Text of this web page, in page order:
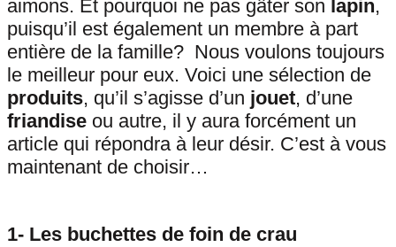
aimons. Et pourquoi ne pas gâter son lapin,
puisqu’il est également un membre à part
entière de la famille? Nous voulons toujours
le meilleur pour eux. Voici une sélection de
produits, qu’il s’agisse d’un jouet, d’une
friandise ou autre, il y aura forcément un
article qui répondra à leur désir. C’est à vous
maintenant de choisir…
1- Les buchettes de foin de crau